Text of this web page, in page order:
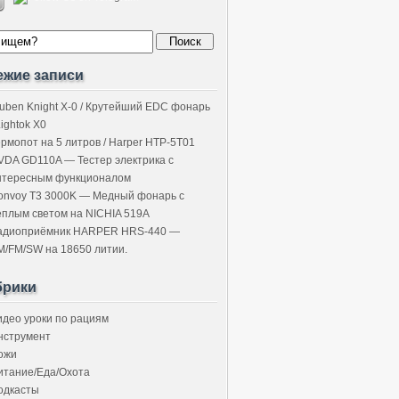
записи
Knight X-0 / Крутейший EDC фонарь
X0
на 5 литров / Harper HTP-5T01
GD110A — Тестер электрика с
функционалом
T3 3000K — Медный фонарь с
светом на NICHIA 519A
HARPER HRS-440 —
FM/SW на 18650 литии.
уроки по рациям
Еда/Охота